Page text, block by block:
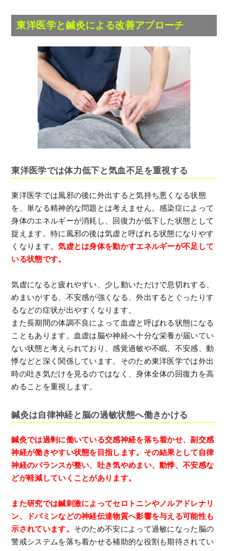
東洋医学と鍼灸による改善アプローチ
東洋医学では体力低下と気血不足を重視する
東洋医学では風邪の後に外出すると気持ち悪くなる状態
を、単なる精神的な問題とは考えません。感染症によって
身体のエネルギーが消耗し、回復力が低下した状態として
捉えます。特に風邪の後は気虚と呼ばれる状態になりやす
くなります。気虚とは身体を動かすエネルギーが不足して
いる状態です。
気虚になると疲れやすい、少し動いただけで息切れする、
めまいがする、不安感が強くなる、外出するとぐったりす
るなどの症状が出やすくなります。
また長期間の体調不良によって血虚と呼ばれる状態になる
こともあります。血虚は脳や神経へ十分な栄養が届いてい
ない状態と考えられており、感覚過敏や不眠、不安感、動
悸などと深く関係しています。そのため東洋医学では外出
時の吐き気だけを見るのではなく、身体全体の回復力を高
めることを重視します。
鍼灸は自律神経と脳の過敏状態へ働きかける
鍼灸では過剰に働いている交感神経を落ち着かせ、副交感
神経が働きやすい状態を目指します。その結果として自律
神経のバランスが整い、吐き気やめまい、動悸、不安感な
どが軽減していくことがあります。
また研究では鍼刺激によってセロトニンやノルアドレナリ
ン、ドパミンなどの神経伝達物質へ影響を与える可能性も
示されています。 そのため不安によって過敏になった脳の
警戒システムを落ち着かせる補助的な役割も期待されてい